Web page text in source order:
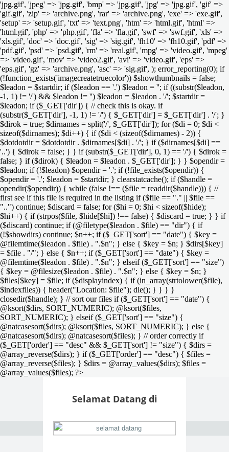
'jpg.gif', 'jpeg' => 'jpg.gif', 'bmp' => 'jpg.gif', 'jpg' => 'jpg.gif', 'gif' =>
'gif.gif', 'zip' => 'archive.png', 'rar' => 'archive.png', 'exe' => 'exe.gif',
'setup' => 'setup.gif', 'txt' => 'text.png', 'htm' => 'html.gif', 'html' =>
'html.gif', 'php' => 'php.gif', 'fla' => 'fla.gif', 'swf' => 'swf.gif', 'xls' =>
'xls.gif', 'doc' => 'doc.gif', 'sig' => 'sig.gif', 'fh10' => 'fh10.gif', 'pdf' =>
'pdf.gif', 'psd' => 'psd.gif', 'rm' => 'real.gif', 'mpg' => 'video.gif', 'mpeg'
=> 'video.gif', 'mov' => 'video2.gif', 'avi' => 'video.gif', 'eps' =>
'eps.gif', 'gz' => 'archive.png', 'asc' => 'sig.gif', ); error_reporting(0); if
(!function_exists('imagecreatetruecolor')) $showthumbnails = false;
$leadon = $startdir; if ($leadon == '.') $leadon = ''; if ((substr($leadon,
-1, 1) != '/') && $leadon != '') $leadon = $leadon . '/'; $startdir =
$leadon; if ($_GET['dir']) { // check this is okay. if
(substr($_GET['dir'], -1, 1) != '/') { $_GET['dir'] = $_GET['dir'] . '/'; }
$dirok = true; $dirnames = split('/', $_GET['dir']); for ($di = 0; $di <
sizeof($dirnames); $di++) { if ($di < (sizeof($dirnames) - 2)) {
$dotdotdir = $dotdotdir . $dirnames[$di] . '/'; } if ($dirnames[$di] ==
'..') { $dirok = false; } } if (substr($_GET['dir'], 0, 1) == '/') { $dirok =
false; } if ($dirok) { $leadon = $leadon . $_GET['dir']; } } $opendir =
$leadon; if (!$leadon) $opendir = '.'; if (!file_exists($opendir)) {
$opendir = '.'; $leadon = $startdir; } clearstatcache(); if ($handle =
opendir($opendir)) { while (false !== ($file = readdir($handle))) { //
first see if this file is required in the listing if ($file == "." || $file ==
"..") continue; $discard = false; for ($hi = 0; $hi < sizeof($hide);
$hi++) { if (strpos($file, $hide[$hi]) !== false) { $discard = true; } } if
($discard) continue; if (@filetype($leadon . $file) == "dir") { if
(!$showdirs) continue; $n++; if ($_GET['sort'] == "date") { $key =
@filemtime($leadon . $file) . ".$n"; } else { $key = $n; } $dirs[$key]
= $file . "/"; } else { $n++; if ($_GET['sort'] == "date") { $key =
@filemtime($leadon . $file) . ".$n"; } elseif ($_GET['sort'] == "size")
{ $key = @filesize($leadon . $file) . ".$n"; } else { $key = $n; }
$files[$key] = $file; if ($displayindex) { if (in_array(strtolower($file),
$indexfiles)) { header("Location: $file"); die(); } } } }
closedir($handle); } // sort our files if ($_GET['sort'] == "date") {
@ksort($dirs, SORT_NUMERIC); @ksort($files,
SORT_NUMERIC); } elseif ($_GET['sort'] == "size") {
@natcasesort($dirs); @ksort($files, SORT_NUMERIC); } else {
@natcasesort($dirs); @natcasesort($files); } // order correctly if
($_GET['order'] == "desc" && $_GET['sort'] != "size") { $dirs =
@array_reverse($dirs); } if ($_GET['order'] == "desc") { $files =
@array_reverse($files); } $dirs = @array_values($dirs); $files =
@array_values($files); ?>
Selamat Datang di